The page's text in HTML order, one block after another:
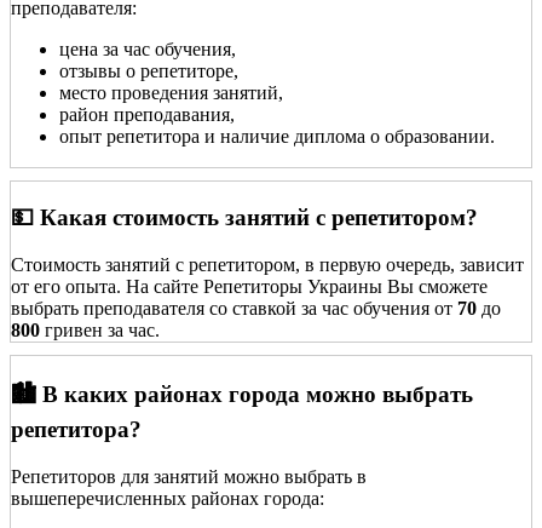
преподавателя:
цена за час обучения,
отзывы о репетиторе,
место проведения занятий,
район преподавания,
опыт репетитора и наличие диплома о образовании.
💵 Какая стоимость занятий с репетитором?
Стоимость занятий с репетитором, в первую очередь, зависит
от его опыта. На сайте Репетиторы Украины Вы сможете
выбрать преподавателя со ставкой за час обучения от 70 до
800 гривен за час.
🏙️ В каких районах города можно выбрать
репетитора?
Репетиторов для занятий можно выбрать в
вышеперечисленных районах города: